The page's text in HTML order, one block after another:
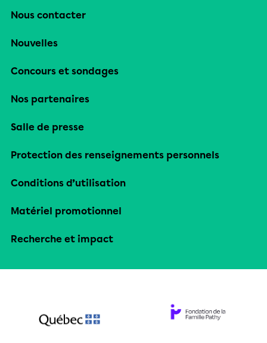
Nous contacter
Nouvelles
Concours et sondages
Nos partenaires
Salle de presse
Protection des renseignements personnels
Conditions d’utilisation
Matériel promotionnel
Recherche et impact